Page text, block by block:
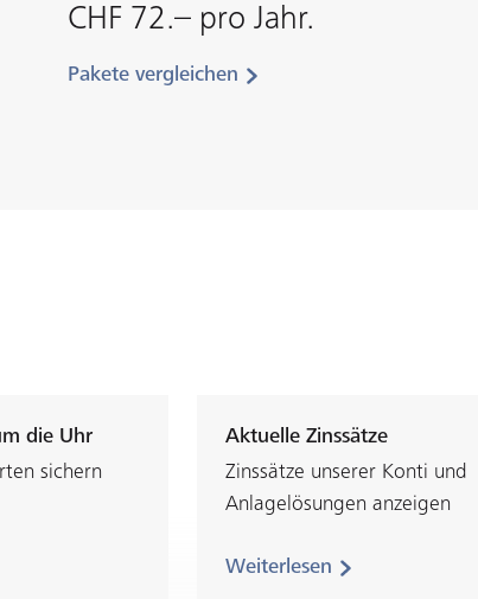
CHF 72.– pro Jahr.
Pakete vergleichen
die Uhr
sichern
Aktuelle Zinssätze
Zinssätze unserer Konti und
Anlagelösungen anzeigen
Weiterlesen